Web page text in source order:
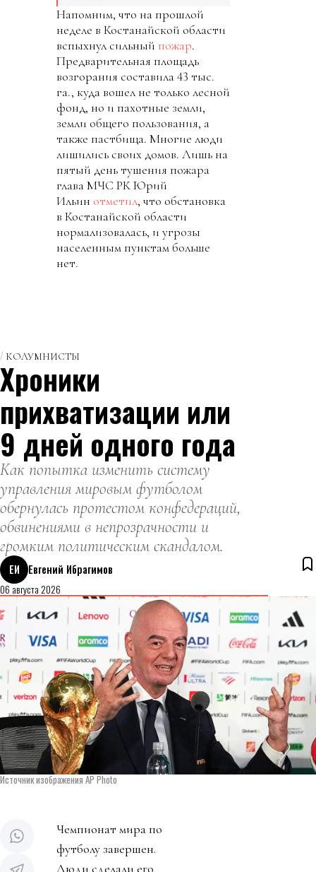
Напомним, что на прошлой
неделе в Костанайской области
вспыхнул сильный пожар.
Предварительная площадь
возгорания cоставила 43 тыс.
га., куда вошел не только лесной
фонд, но и пахотные земли,
земли общего пользования, а
также пастбища. Многие люди
лишились своих домов. Лишь на
пятый день тушения пожара
глава МЧС РК Юрий
Ильин отметил, что обстановка
в Костанайской области
нормализовалась, и угрозы
населенным пунктам больше
нет.
КОЛУМНИСТЫ
Хроники
прихватизации или
9 дней одного года
Как попытка изменить систему
управления мировым футболом
обернулась протестом конфедераций,
обвинениями в непрозрачности и
громким политическим скандалом.
ЕИ
Евгений Ибрагимов
06 августа 2026
Источник изображения AP Photo
Чемпионат мира по
футболу завершен.
Люди сделали его